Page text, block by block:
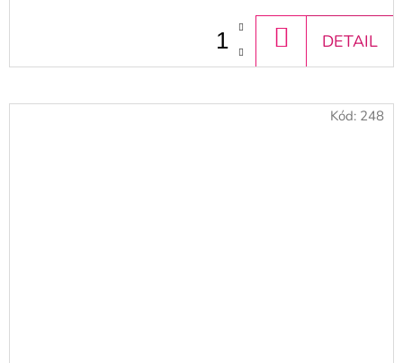
KOŠÍKU
DETAIL
Kód: 248